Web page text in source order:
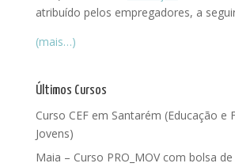
atribuído pelos empregadores, a
(mais…)
Últimos Cursos
Curso CEF em Santarém (Educação e
Jovens)
Maia – Curso PRO_MOV com bolsa